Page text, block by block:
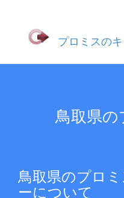
プロミスの
鳥取県の
鳥取県のプロ
ーについて